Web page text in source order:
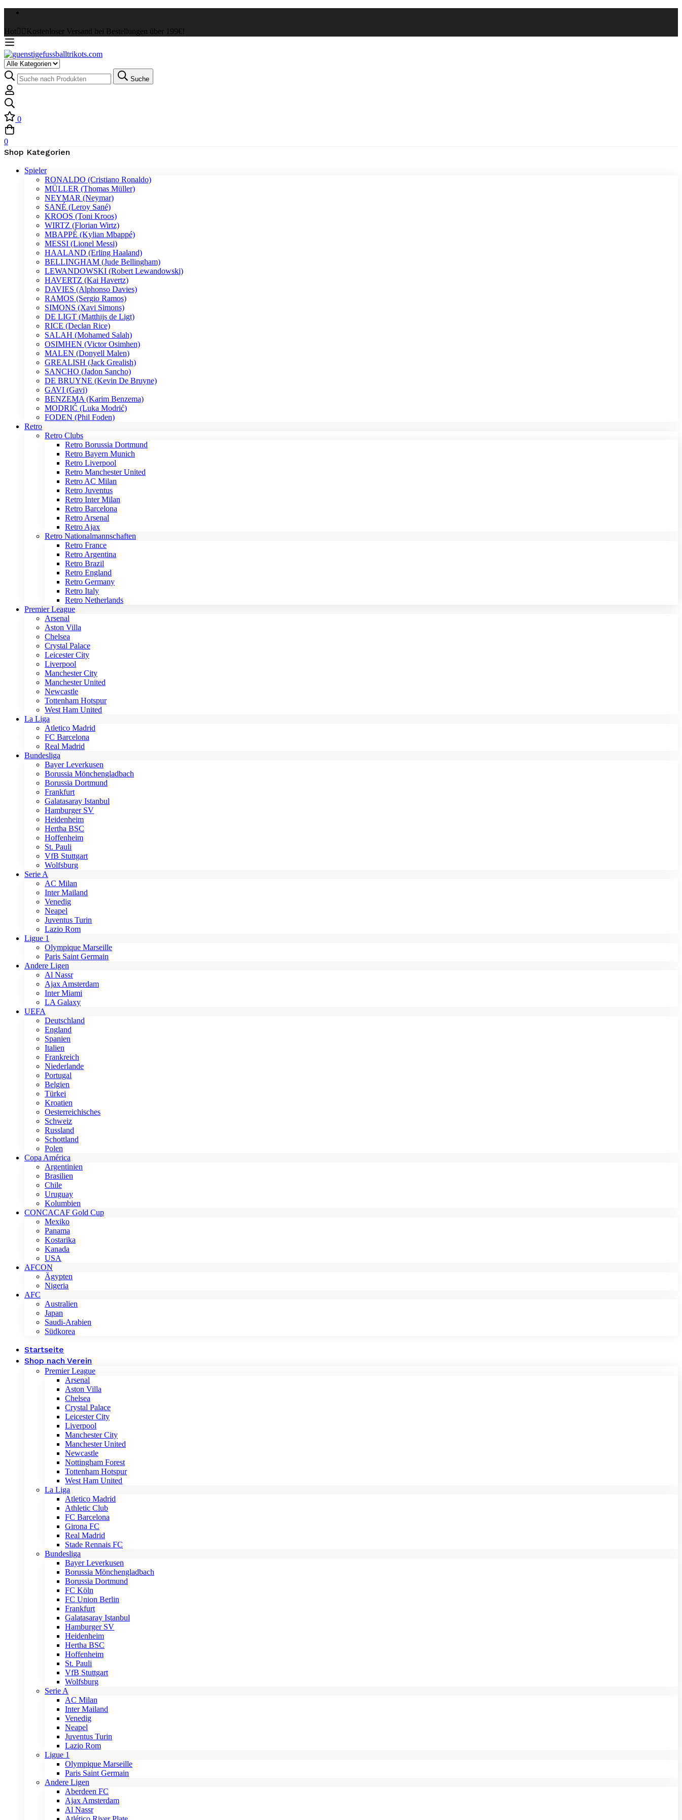
Hot ✌🏼Kostenloser Versand bei Bestellungen über 199€!
Select
a
Category
Suche
nach:
Suche
0
0
Shop Kategorien
Spieler
RONALDO (Cristiano Ronaldo)
MÜLLER (Thomas Müller)
NEYMAR (Neymar)
SANÉ (Leroy Sané)
KROOS (Toni Kroos)
WIRTZ (Florian Wirtz)
MBAPPÉ (Kylian Mbappé)
MESSI (Lionel Messi)
HAALAND (Erling Haaland)
BELLINGHAM (Jude Bellingham)
LEWANDOWSKI (Robert Lewandowski)
HAVERTZ (Kai Havertz)
DAVIES (Alphonso Davies)
RAMOS (Sergio Ramos)
SIMONS (Xavi Simons)
DE LIGT (Matthijs de Ligt)
RICE (Declan Rice)
SALAH (Mohamed Salah)
OSIMHEN (Victor Osimhen)
MALEN (Donyell Malen)
GREALISH (Jack Grealish)
SANCHO (Jadon Sancho)
DE BRUYNE (Kevin De Bruyne)
GAVI (Gavi)
BENZEMA (Karim Benzema)
MODRIĆ (Luka Modrić)
FODEN (Phil Foden)
Retro
Retro Clubs
Retro Borussia Dortmund
Retro Bayern Munich
Retro Liverpool
Retro Manchester United
Retro AC Milan
Retro Juventus
Retro Inter Milan
Retro Barcelona
Retro Arsenal
Retro Ajax
Retro Nationalmannschaften
Retro France
Retro Argentina
Retro Brazil
Retro England
Retro Germany
Retro Italy
Retro Netherlands
Premier League
Arsenal
Aston Villa
Chelsea
Crystal Palace
Leicester City
Liverpool
Manchester City
Manchester United
Newcastle
Tottenham Hotspur
West Ham United
La Liga
Atletico Madrid
FC Barcelona
Real Madrid
Bundesliga
Bayer Leverkusen
Borussia Mönchengladbach
Borussia Dortmund
Frankfurt
Galatasaray Istanbul
Hamburger SV
Heidenheim
Hertha BSC
Hoffenheim
St. Pauli
VfB Stuttgart
Wolfsburg
Serie A
AC Milan
Inter Mailand
Venedig
Neapel
Juventus Turin
Lazio Rom
Ligue 1
Olympique Marseille
Paris Saint Germain
Andere Ligen
Al Nassr
Ajax Amsterdam
Inter Miami
LA Galaxy
UEFA
Deutschland
England
Spanien
Italien
Frankreich
Niederlande
Portugal
Belgien
Türkei
Kroatien
Oesterreichisches
Schweiz
Russland
Schottland
Polen
Copa América
Argentinien
Brasilien
Chile
Uruguay
Kolumbien
CONCACAF Gold Cup
Mexiko
Panama
Kostarika
Kanada
USA
AFCON
Ägypten
Nigeria
AFC
Australien
Japan
Saudi-Arabien
Südkorea
Startseite
Shop nach Verein
Premier League
Arsenal
Aston Villa
Chelsea
Crystal Palace
Leicester City
Liverpool
Manchester City
Manchester United
Newcastle
Nottingham Forest
Tottenham Hotspur
West Ham United
La Liga
Atletico Madrid
Athletic Club
FC Barcelona
Girona FC
Real Madrid
Stade Rennais FC
Bundesliga
Bayer Leverkusen
Borussia Mönchengladbach
Borussia Dortmund
FC Köln
FC Union Berlin
Frankfurt
Galatasaray Istanbul
Hamburger SV
Heidenheim
Hertha BSC
Hoffenheim
St. Pauli
VfB Stuttgart
Wolfsburg
Serie A
AC Milan
Inter Mailand
Venedig
Neapel
Juventus Turin
Lazio Rom
Ligue 1
Olympique Marseille
Paris Saint Germain
Andere Ligen
Aberdeen FC
Ajax Amsterdam
Al Nassr